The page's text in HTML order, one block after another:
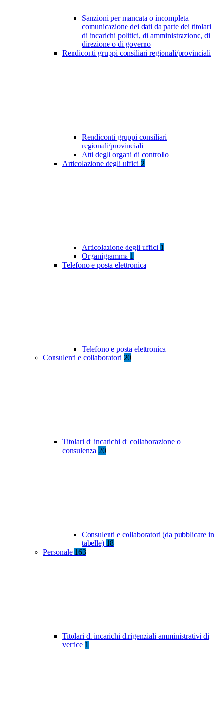
Sanzioni per mancata o incompleta
comunicazione dei dati da parte dei titolari
di incarichi politici, di amministrazione, di
direzione o di governo
Rendiconti gruppi consiliari regionali/provinciali
Rendiconti gruppi consiliari
regionali/provinciali
Atti degli organi di controllo
Articolazione degli uffici 2
Articolazione degli uffici 1
Organigramma 1
Telefono e posta elettronica
Telefono e posta elettronica
Consulenti e collaboratori 20
Titolari di incarichi di collaborazione o
consulenza 20
Consulenti e collaboratori (da pubblicare in
tabelle) 18
Personale 163
Titolari di incarichi dirigenziali amministrativi di
vertice 1